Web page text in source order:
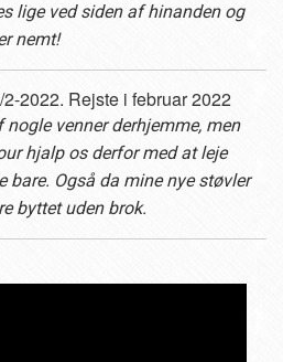
lige ved siden af hinanden og
nemt!
2022. Rejste i februar 2022
venner derhjemme, men
hjalp os derfor med at leje
bare. Også da mine nye støvler
byttet uden brok.